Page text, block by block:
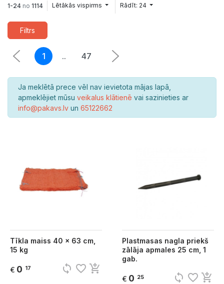
1-24 no 1114 Lētākās vispirms Rādīt: 24
Filtrs
1 .. 47
Ja meklētā prece vēl nav ievietota mājas lapā,
apmeklējiet mūsu veikalus klātienē vai sazinieties ar
info@pakavs.lv un 65122662
Tīkla maiss 40 x 63 cm,
15 kg
€ 0 17 sync favorite_border add_shopping_cart
Plastmasas nagla priekš
zālāja apmales 25 cm, 1
gab.
€ 0 25 sync favorite_border add_shopping_cart